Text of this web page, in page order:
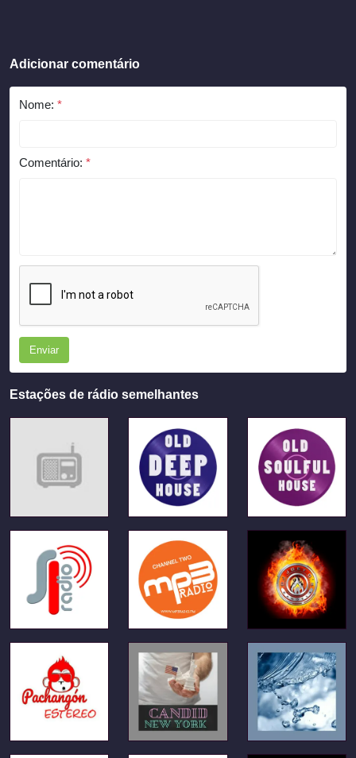
Adicionar comentário
Nome: *
Comentário: *
Enviar
Estações de rádio semelhantes